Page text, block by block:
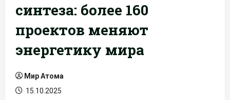
синтеза: более 160
проектов меняют
энергетику мира
Мир Атома
15.10.2025